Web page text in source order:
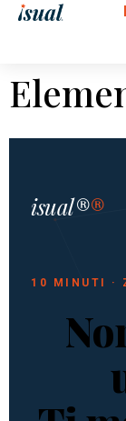
isual®®
10 MINUTI ·